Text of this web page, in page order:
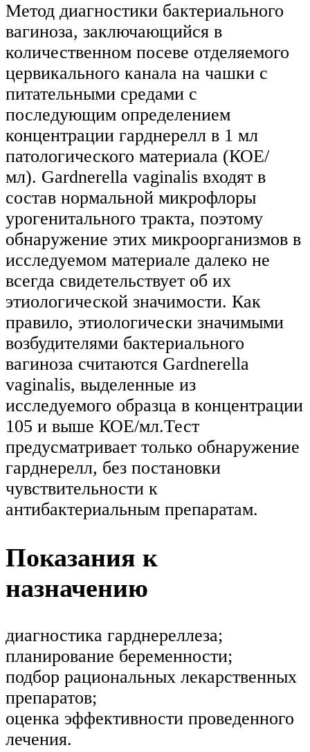
Метод диагностики бактериального
вагиноза, заключающийся в
количественном посеве отделяемого
цервикального канала на чашки с
питательными средами с
последующим определением
концентрации гарднерелл в 1 мл
патологического материала (КОЕ/
мл). Gardnerella vaginalis входят в
состав нормальной микрофлоры
урогенитального тракта, поэтому
обнаружение этих микроорганизмов в
исследуемом материале далеко не
всегда свидетельствует об их
этиологической значимости. Как
правило, этиологически значимыми
возбудителями бактериального
вагиноза считаются Gardnerella
vaginalis, выделенные из
исследуемого образца в концентрации
105 и выше КОЕ/мл.Тест
предусматривает только обнаружение
гарднерелл, без постановки
чувствительности к
антибактериальным препаратам.
Показания к
назначению
диагностика гарднереллеза;
планирование беременности;
подбор рациональных лекарственных
препаратов;
оценка эффективности проведенного
лечения.